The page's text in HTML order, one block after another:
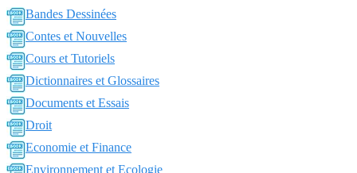
Bandes Dessinées
Contes et Nouvelles
Cours et Tutoriels
Dictionnaires et Glossaires
Documents et Essais
Droit
Economie et Finance
Environnement et Ecologie